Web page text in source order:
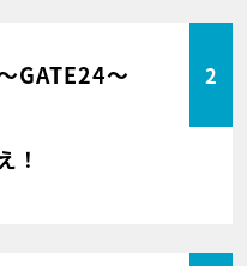
GATE24～ 2
！